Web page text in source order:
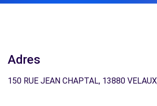
Adres
150 RUE JEAN CHAPTAL, 13880